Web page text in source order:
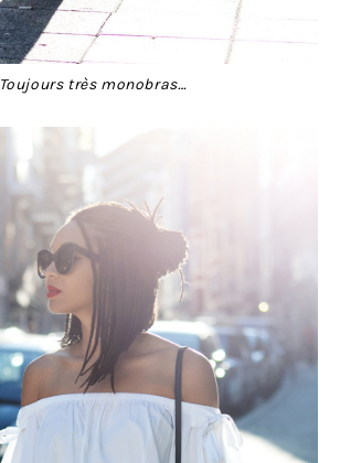
Toujours très monobras…